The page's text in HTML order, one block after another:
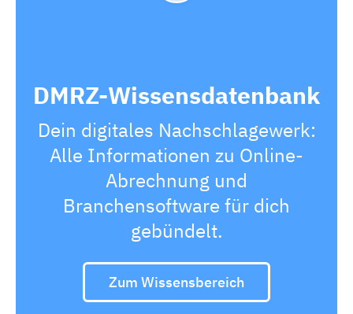
DMRZ-Wissensdatenbank
Dein digitales Nachschlagewerk:
Alle Informationen zu Online-
Abrechnung und
Branchensoftware für dich
gebündelt.
Zum Wissensbereich